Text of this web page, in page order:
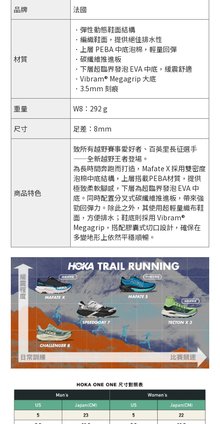
品牌 法國
材質
．彈性動態鞋面結構
．編織鞋面，提供絕佳排水性
．上層 PEBA 中底泡棉，輕量回彈
．碳纖維推進板
．下層超臨界發泡 EVA 中底，緩震舒適
．Vibram® Megagrip 大底
．3.5mm 刻痕
重量 W8：292 g
尺寸 足差：8mm
商品特色
致所有越野賽事愛好者、百英里長征選手
——全新越野王者登場。
為長時間奔跑而打造，Mafate X 採用雙密度
泡棉中底結構，上層搭載PEBA材質，提供
極致柔軟腳感，下層為超臨界發泡 EVA 中
底。同時配置分叉式碳纖維推進板，帶來強
勁回彈力。除此之外，其使用超輕量織布鞋
面，方便排水；鞋底則採用 Vibram®
Megagrip，搭配膠囊式切口設計，確保在
多變地形上依然平穩順暢。